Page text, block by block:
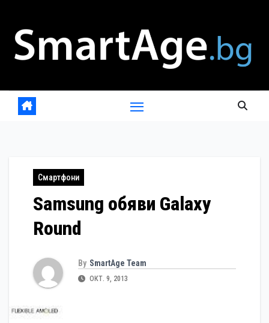
content
Смартфони
Samsung обяви Galaxy
Round
By SmartAge Team
ОКТ. 9, 2013